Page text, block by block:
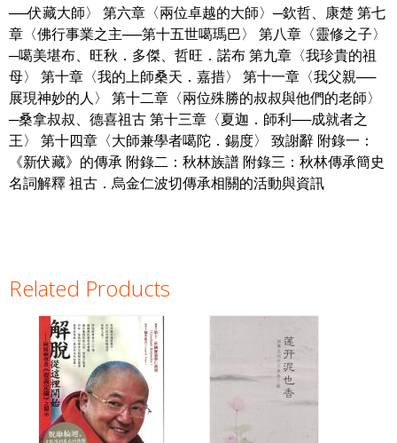
──伏藏大師〉 第六章〈兩位卓越的大師〉─欽哲、康楚 第七
章〈佛行事業之主──第十五世噶瑪巴〉 第八章〈靈修之子〉
─噶美堪布、旺秋．多傑、哲旺．諾布 第九章〈我珍貴的祖
母〉 第十章〈我的上師桑天．嘉措〉 第十一章〈我父親──
展現神妙的人〉 第十二章〈兩位殊勝的叔叔與他們的老師〉
─桑拿叔叔、德喜祖古 第十三章〈夏迦．師利──成就者之
王〉 第十四章〈大師兼學者噶陀．錫度〉 致謝辭 附錄一：
《新伏藏》的傳承 附錄二：秋林族譜 附錄三：秋林傳承簡史
名詞解釋 祖古．烏金仁波切傳承相關的活動與資訊
Related Products
Pages